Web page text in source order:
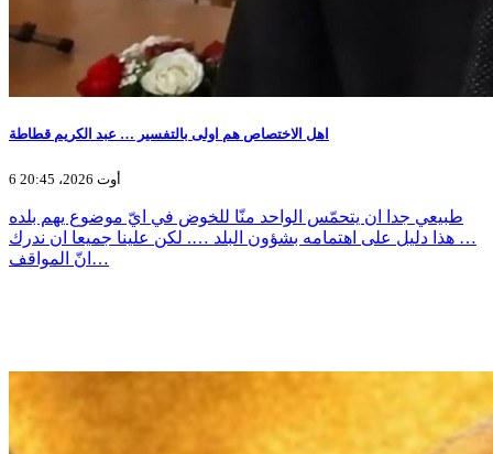
اهل الاختصاص هم اولى بالتفسير … عبد الكريم قطاطة
6 أوت 2026، 20:45
طبيعي جدا ان يتحمّس الواحد منّا للخوض في ايّ موضوع يهم بلده
… هذا دليل على اهتمامه بشؤون البلد …. لكن علينا جميعا ان ندرك
انّ المواقف…